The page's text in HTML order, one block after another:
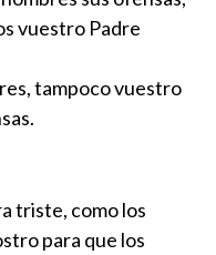
vuestro Padre
tampoco vuestro
triste, como los
para que los